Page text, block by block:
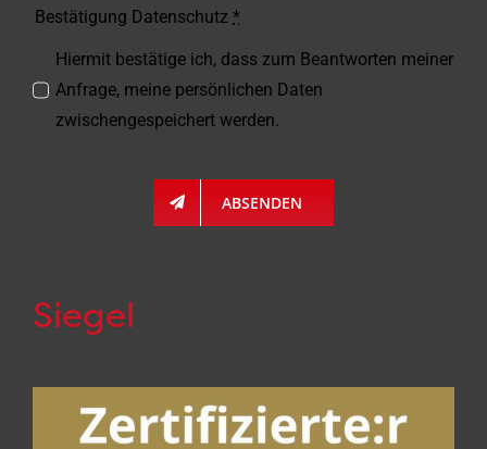
Bestätigung Datenschutz *
Hiermit bestätige ich, dass zum Beantworten meiner
Anfrage, meine persönlichen Daten
zwischengespeichert werden.
ABSENDEN
Siegel